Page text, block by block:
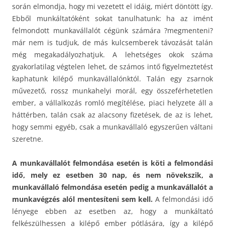
során elmondja, hogy mi vezetett el idáig, miért döntött így.
Ebből munkáltatóként sokat tanulhatunk: ha az imént
felmondott munkavállalót cégünk számára ?megmenteni?
már nem is tudjuk, de más kulcsemberek távozását talán
még megakadályozhatjuk. A lehetséges okok száma
gyakorlatilag végtelen lehet, de számos intő figyelmeztetést
kaphatunk kilépő munkavállalónktól. Talán egy zsarnok
művezető, rossz munkahelyi morál, egy összeférhetetlen
ember, a vállalkozás romló megítélése, piaci helyzete áll a
háttérben, talán csak az alacsony fizetések, de az is lehet,
hogy semmi egyéb, csak a munkavállaló egyszerűen váltani
szeretne.
A munkavállalót felmondása esetén is köti a felmondási
idő, mely ez esetben 30 nap, és nem növekszik, a
munkavállaló felmondása esetén pedig a munkavállalót a
munkavégzés alól mentesíteni sem kell. A felmondási idő
lényege ebben az esetben az, hogy a munkáltató
felkészülhessen a kilépő ember pótlására, így a kilépő